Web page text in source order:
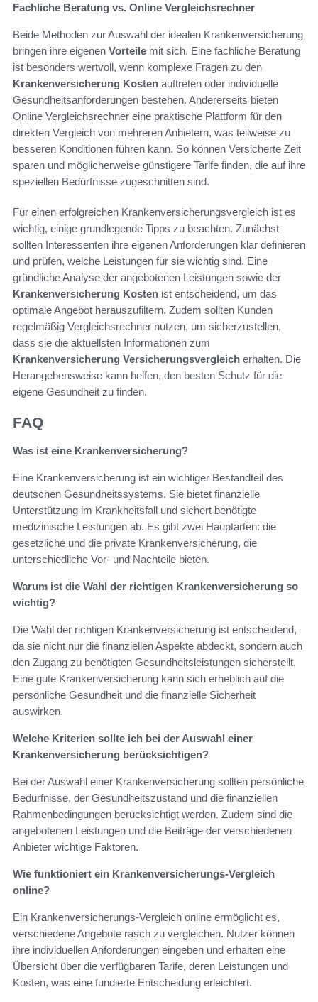
Fachliche Beratung vs. Online Vergleichsrechner
Beide Methoden zur Auswahl der idealen Krankenversicherung
bringen ihre eigenen Vorteile mit sich. Eine fachliche Beratung
ist besonders wertvoll, wenn komplexe Fragen zu den
Krankenversicherung Kosten auftreten oder individuelle
Gesundheitsanforderungen bestehen. Andererseits bieten
Online Vergleichsrechner eine praktische Plattform für den
direkten Vergleich von mehreren Anbietern, was teilweise zu
besseren Konditionen führen kann. So können Versicherte Zeit
sparen und möglicherweise günstigere Tarife finden, die auf ihre
speziellen Bedürfnisse zugeschnitten sind.
Für einen erfolgreichen Krankenversicherungsvergleich ist es
wichtig, einige grundlegende Tipps zu beachten. Zunächst
sollten Interessenten ihre eigenen Anforderungen klar definieren
und prüfen, welche Leistungen für sie wichtig sind. Eine
gründliche Analyse der angebotenen Leistungen sowie der
Krankenversicherung Kosten ist entscheidend, um das
optimale Angebot herauszufiltern. Zudem sollten Kunden
regelmäßig Vergleichsrechner nutzen, um sicherzustellen,
dass sie die aktuellsten Informationen zum
Krankenversicherung Versicherungsvergleich erhalten. Die
Herangehensweise kann helfen, den besten Schutz für die
eigene Gesundheit zu finden.
FAQ
Was ist eine Krankenversicherung?
Eine Krankenversicherung ist ein wichtiger Bestandteil des
deutschen Gesundheitssystems. Sie bietet finanzielle
Unterstützung im Krankheitsfall und sichert benötigte
medizinische Leistungen ab. Es gibt zwei Hauptarten: die
gesetzliche und die private Krankenversicherung, die
unterschiedliche Vor- und Nachteile bieten.
Warum ist die Wahl der richtigen Krankenversicherung so
wichtig?
Die Wahl der richtigen Krankenversicherung ist entscheidend,
da sie nicht nur die finanziellen Aspekte abdeckt, sondern auch
den Zugang zu benötigten Gesundheitsleistungen sicherstellt.
Eine gute Krankenversicherung kann sich erheblich auf die
persönliche Gesundheit und die finanzielle Sicherheit
auswirken.
Welche Kriterien sollte ich bei der Auswahl einer
Krankenversicherung berücksichtigen?
Bei der Auswahl einer Krankenversicherung sollten persönliche
Bedürfnisse, der Gesundheitszustand und die finanziellen
Rahmenbedingungen berücksichtigt werden. Zudem sind die
angebotenen Leistungen und die Beiträge der verschiedenen
Anbieter wichtige Faktoren.
Wie funktioniert ein Krankenversicherungs-Vergleich
online?
Ein Krankenversicherungs-Vergleich online ermöglicht es,
verschiedene Angebote rasch zu vergleichen. Nutzer können
ihre individuellen Anforderungen eingeben und erhalten eine
Übersicht über die verfügbaren Tarife, deren Leistungen und
Kosten, was eine fundierte Entscheidung erleichtert.